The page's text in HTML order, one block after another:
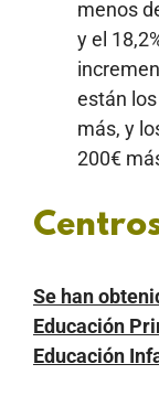
menos
y el
están
más, y
200€
Se han
Educación
Educación